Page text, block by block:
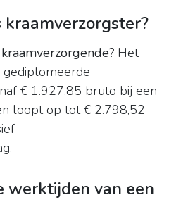
kraamverzorgende? Het
gediplomeerde
€ 1.927,85 bruto bij een
loopt op tot € 2.798,52
werktijden van een